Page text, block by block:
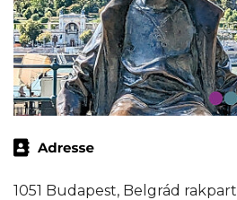
1051 Budapest, Belgrád rakpart